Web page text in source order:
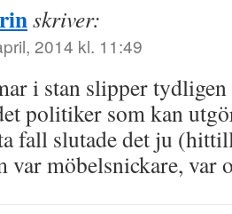
skriver:
2014 kl. 11:49
i stan slipper
politiker som kan
fall slutade det ju
var möbelsnickare, var